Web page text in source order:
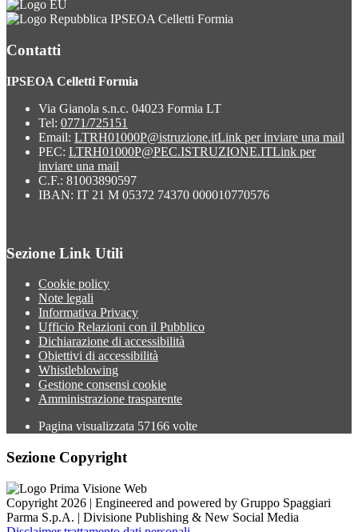
IPSEOA Celletti Formia
Contatti
IPSEOA Celletti Formia
Via Gianola s.n.c. 04023 Formia LT
Tel: 0771/725151
Email: LTRH01000P@istruzione.itLink per inviare una mail
PEC: LTRH01000P@PEC.ISTRUZIONE.ITLink per
inviare una mail
C.F.: 81003890597
IBAN: IT 21 M 05372 74370 000010770576
Sezione Link Utili
Cookie policy
Note legali
Informativa Privacy
Ufficio Relazioni con il Pubblico
Dichiarazione di accessibilità
Obiettivi di accessibilità
Whistleblowing
Gestione consensi cookie
Amministrazione trasparente
Pagina visualizzata 57166 volte
Sezione Copyright
Copyright 2026 | Engineered and powered by Gruppo Spaggiari
Parma S.p.A. | Divisione Publishing & New Social Media